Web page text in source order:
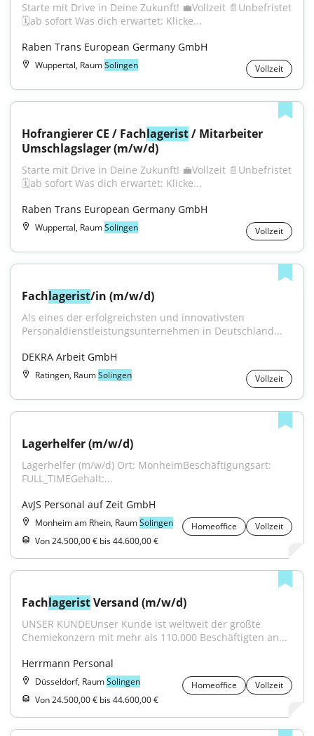
Starte mit Drive in Deine Zukunft! 💼Vollzeit 📄Unbefristet
🗓️ab sofort Was dich erwartet: Klicke...
Raben Trans European Germany GmbH
Wuppertal, RaumSolingen Vollzeit
Hofrangierer CE / Fachlagerist / Mitarbeiter
Umschlagslager (m/w/d)
Starte mit Drive in Deine Zukunft! 💼Vollzeit 📄Unbefristet
🗓️ab sofort Was dich erwartet: Klicke...
Raben Trans European Germany GmbH
Wuppertal, RaumSolingen Vollzeit
Fachlagerist/in (m/w/d)
Als eines der erfolgreichsten und innovativsten
Personaldienstleistungsunternehmen in Deutschland...
DEKRA Arbeit GmbH
Ratingen, RaumSolingen Vollzeit
Lagerhelfer (m/w/d)
Lagerhelfer (m/w/d) Ort: MonheimBeschäftigungsart:
FULL_TIMEGehalt:...
AvJS Personal auf Zeit GmbH
Monheim am Rhein, RaumSolingen Homeoffice
Vollzeit
Von 24.500,00 € bis 44.600,00 €
Fachlagerist Versand (m/w/d)
UNSER KUNDEUnser Kunde ist weltweit der größte
Chemiekonzern mit mehr als 110.000 Beschäftigten an...
Herrmann Personal
Düsseldorf, RaumSolingen Homeoffice
Vollzeit
Von 24.500,00 € bis 44.600,00 €